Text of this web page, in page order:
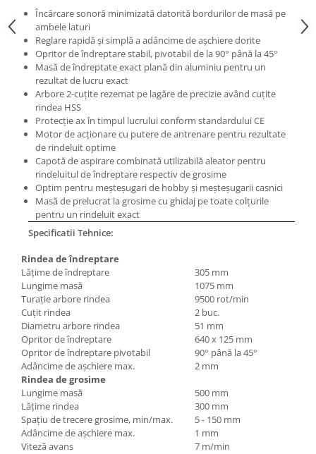
Masini pneumatice de filetat
Masini electrice de filetat
Exhaustor pentru aschii metal
Masini de gaurit cu talpa
magnetica
Instalatii de spalare a pieselor
Accesorii prelucrare metal
Universale de strung si accesorii
pentru strunguri
Falci pentru 3 bacuri PS3/ PO3
Falci pentru 4 bacuri PS4/ PO4
Flanșă
Fălcile pentru 3-bacuri DK11
Fălcile pentru 4-bacuri DK12
Mandrine independente
Mandrină cu 3 fălci din fontă
Mandrină cu 3 fălci din otel
Mandrină cu 4 fălci din fontă
Mandrină cu 4 fălci din otel
Seturi de unelte pentru strungarie
Standuri pentru strunguri
Instrumente de prindere
Dispozitive de prindere pentru
unelte
Încărcare sonoră minimizată datorită bordurilor de masă pe
ambele laturi
Reglare rapidă şi simplă a adâncime de aşchiere dorite
Opritor de îndreptare stabil, pivotabil de la 90° până la 45°
Masă de îndreptate exact plană din aluminiu pentru un
rezultat de lucru exact
Arbore 2-cuţite rezemat pe lagăre de precizie având cuţite
rindea HSS
Protecție ax în timpul lucrului conform standardului CE
Motor de acţionare cu putere de antrenare pentru rezultate
de rindeluit optime
Capotă de aspirare combinată utilizabilă aleator pentru
rindeluitul de îndreptare respectiv de grosime
Optim pentru meşteşugari de hobby şi meşteşugarii casnici
Masă de prelucrat la grosime cu ghidaj pe toate colțurile
pentru un rindeluit exact
Specificatii Tehnice:
Rindea de îndreptare
Lăţime de îndreptare
305 mm
Lungime masă
1075 mm
Turaţie arbore rindea
9500 rot/min
Cuţit rindea
2 buc.
Diametru arbore rindea
51 mm
Opritor de îndreptare
640 x 125 mm
Opritor de îndreptare pivotabil
90° până la 45°
Adâncime de aşchiere max.
2 mm
Rindea de grosime
Lungime masă
500 mm
Lăţime rindea
300 mm
Spaţiu de trecere grosime, min/max.
5 - 150 mm
Adâncime de aşchiere max.
1 mm
Viteză avans
7 m/min